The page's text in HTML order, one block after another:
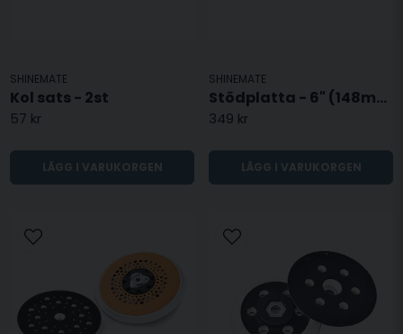
SHINEMATE
Kol sats - 2st
57 kr
LÄGG I VARUKORGEN
SHINEMATE
Stödplatta - 6" (148mm)
349 kr
LÄGG I VARUKORGEN